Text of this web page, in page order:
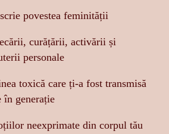
povestea feminității
curățării, activării și
personale
toxică care ți-a fost transmisă
în generație
neexprimate din corpul tău